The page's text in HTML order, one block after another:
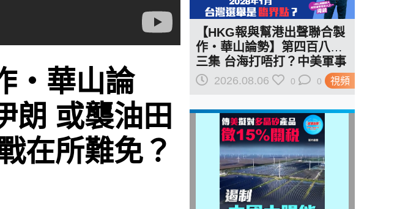
‧華山論
朗 或襲油田
在所難免？
視頻
【HKG報與幫港出聲聯合製
作‧華山論勢】第四百八十
三集 台海打唔打？中美軍事
已全面部署 2028年1月台灣
2026.08.06 0 0